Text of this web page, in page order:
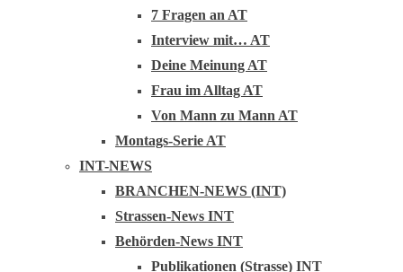
7 Fragen an AT
Interview mit… AT
Deine Meinung AT
Frau im Alltag AT
Von Mann zu Mann AT
Montags-Serie AT
INT-NEWS
BRANCHEN-NEWS (INT)
Strassen-News INT
Behörden-News INT
Publikationen (Strasse) INT